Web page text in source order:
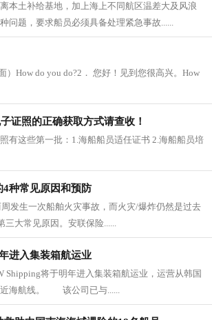
本土补给基地，加上海上不同航区温差大及风浪
问题，要求船员必须具备处理紧急事故......
）How do you do?2． 您好！见到您很高兴。How
证照的正确获取方式请查收！
有这些第一批：1.海船船员适任证书 2.海船船员培
4种常见原因和预防
发生一次船舶火灾事故，而火灾/爆炸仍然是过去
三大常见原因。安联保险......
进入集装箱航运业
Shipping将于明年进入集装箱航运业，运营从韩国
近海航线。 该公司已与......